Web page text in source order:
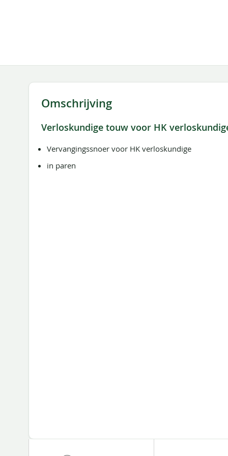
Omschrijving
Verloskundige touw voor HK
Vervangingssnoer voor HK verloskundige
in paren